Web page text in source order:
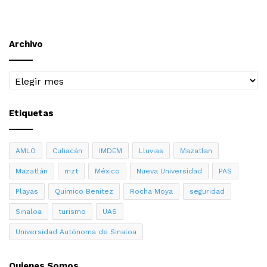
Archivo
Archivo
Etiquetas
AMLO Culiacán IMDEM Lluvias Mazatlan
Mazatlán mzt México Nueva Universidad PAS
Playas Quimico Benitez Rocha Moya seguridad
Sinaloa turismo UAS
Universidad Autónoma de Sinaloa